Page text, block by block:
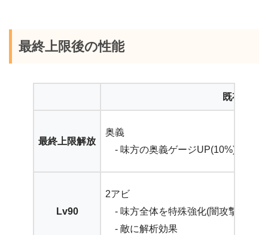
最終上限後の性能
既存性能
最終上限解放
奥義
- 味方の奥義ゲージUP(10%)
Lv90
2アビ
- 味方全体を特殊強化(闇攻撃UP/連
- 敵に解析効果